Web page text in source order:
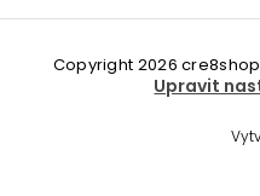
Copyright 2026cre8shop
Upravit